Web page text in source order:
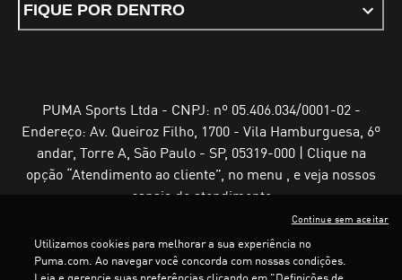
FIQUE POR DENTRO
PUMA Sports Ltda - CNPJ: nº 05.406.034/0001-02 -
Endereço: Av. Queiroz Filho, 1700 - Vila Hamburguesa, 6º
andar, Torre A, São Paulo - SP, 05319-000 | Clique na
opção “Atendimento ao cliente”, no menu , e veja nossos
canais de atendimento
Utilizamos cookies para melhorar a sua experiência no
Puma.com. Ao navegar você concorda com nossas condições.
Continue sem aceitar